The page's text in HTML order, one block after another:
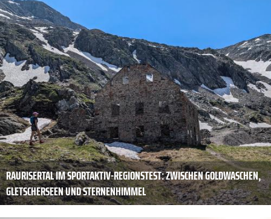
RAURISERTAL IM SPORTAKTIV-REGIONSTEST: ZWISCHEN GOLDWASCHEN,
GLETSCHERSEEN UND STERNENHIMMEL